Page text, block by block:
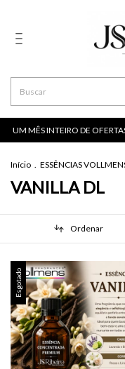
UM MÊS INTEIRO DE
Início . ESSÊNCIAS
VANILLA DL
Ordenar
Esgotado